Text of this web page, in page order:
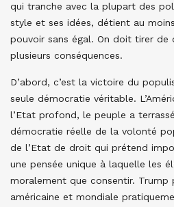
qui tranche avec la plupart des
style et ses idées, détient au
pouvoir sans égal. On doit tirer de
plusieurs conséquences.
D’abord, c’est la victoire du
seule démocratie véritable.
l’Etat profond, le peuple a
démocratie réelle de la volonté
de l’Etat de droit qui prétend
une pensée unique à laquelle les
moralement que consentir. Trump
américaine et mondiale